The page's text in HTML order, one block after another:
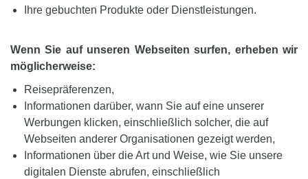
Ihre gebuchten Produkte oder Dienstleistungen.
Wenn Sie auf unseren Webseiten surfen, erheben wir
möglicherweise:
Reisepräferenzen,
Informationen darüber, wann Sie auf eine unserer
Werbungen klicken, einschließlich solcher, die auf
Webseiten anderer Organisationen gezeigt werden,
Informationen über die Art und Weise, wie Sie unsere
digitalen Dienste abrufen, einschließlich